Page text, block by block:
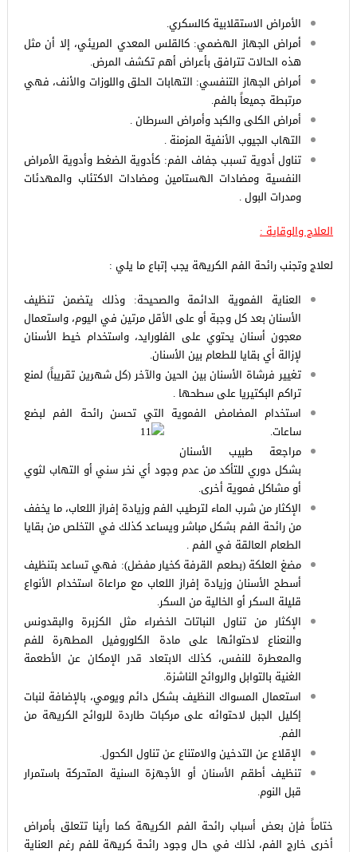
الأمراض الاستقلابية كالسكري.
أمراض الجهاز الهضمي: كالقلس المعدي المريئي، إلا أن مثل
هذه الحالات تترافق بأعراض أهم تكشف المرض.
أمراض الجهاز التنفسي: التهابات الحلق واللوزات والأنف، فهي
مرتبطة جميعاً بالفم.
أمراض الكلى والكبد وأمراض السرطان .
التهاب الجيوب الأنفية المزمنة .
تناول أدوية تسبب جفاف الفم: كأدوية الضغط وأدوية الأمراض
النفسية ومضادات الهستامين ومضادات الاكتئاب والمهدئات
ومدرات البول .
العلاج والوقاية :
لعلاج وتجنب رائحة الفم الكريهة يجب إتباع ما يلي :
العناية الفموية الدائمة والصحيحة: وذلك يتضمن تنظيف
الأسنان بعد كل وجبة أو على الأقل مرتين في اليوم، واستعمال
معجون أسنان يحتوي على الفلورايد، واستخدام خيط الأسنان
لإزالة أي بقايا للطعام بين الأسنان.
تغيير فرشاة الأسنان بين الحين والآخر (كل شهرين تقريباً) لمنع
تراكم البكتيريا على سطحها .
استخدام المضامض الفموية التي تحسن رائحة الفم لبضع
ساعات.
مراجعة طبيب الأسنان
بشكل دوري للتأكد من عدم وجود أي نخر سني أو التهاب لثوي
أو مشاكل فموية أخرى.
الإكثار من شرب الماء لترطيب الفم وزيادة إفراز اللعاب، ما يخفف
من رائحة الفم بشكل مباشر ويساعد كذلك في التخلص من بقايا
الطعام العالقة في الفم .
مضغ العلكة (بطعم القرفة كخيار مفضل): فهي تساعد بتنظيف
أسطح الأسنان وزيادة إفراز اللعاب مع مراعاة استخدام الأنواع
قليلة السكر أو الخالية من السكر.
الإكثار من تناول النباتات الخضراء مثل الكزبرة والبقدونس
والنعناع لاحتوائها على مادة الكلوروفيل المطهرة للفم
والمعطرة للنفس، كذلك الابتعاد قدر الإمكان عن الأطعمة
الغنية بالتوابل والروائح الناشزة.
استعمال المسواك النظيف بشكل دائم ويومي، بالإضافة لنبات
إكليل الجبل لاحتوائه على مركبات طاردة للروائح الكريهة من
الفم.
الإقلاع عن التدخين والامتناع عن تناول الكحول.
تنظيف أطقم الأسنان أو الأجهزة السنية المتحركة باستمرار
قبل النوم.
ختاماً فإن بعض أسباب رائحة الفم الكريهة كما رأينا تتعلق بأمراض
أخرى خارج الفم، لذلك في حال وجود رائحة كريهة للفم رغم العناية